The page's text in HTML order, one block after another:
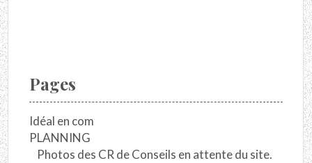
Pages
Idéal en com
PLANNING
Photos des CR de Conseils en attente du site.